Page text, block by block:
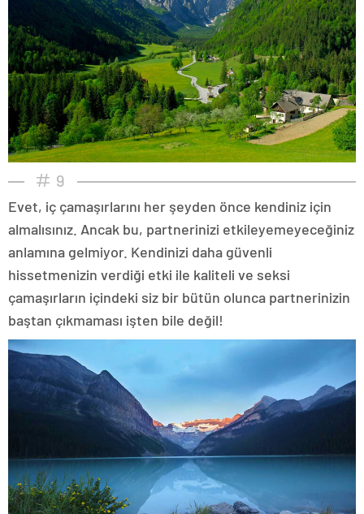
9
Evet, iç çamaşırlarını her şeyden önce kendiniz için
almalısınız. Ancak bu, partnerinizi etkileyemeyeceğiniz
anlamına gelmiyor. Kendinizi daha güvenli
hissetmenizin verdiği etki ile kaliteli ve seksi
çamaşırların içindeki siz bir bütün olunca partnerinizin
baştan çıkmaması işten bile değil!